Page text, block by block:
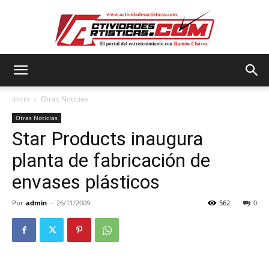
Inicio Otras Noticias
Otras Noticias
Star Products inaugura
planta de fabricación de
envases plásticos
Por admin - 26/11/2009 0
562